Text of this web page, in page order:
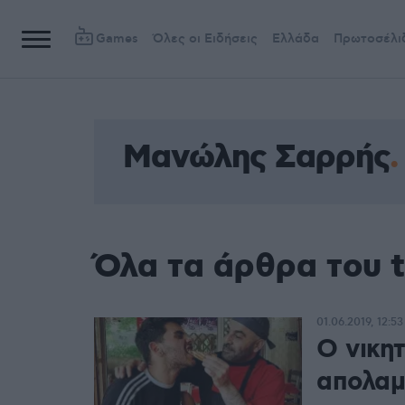
Games Όλες οι Ειδήσεις Ελλάδα
Μανώλης Σαρρής
Όλα τα άρθρα του
Ο
01.06.2019, 12:53